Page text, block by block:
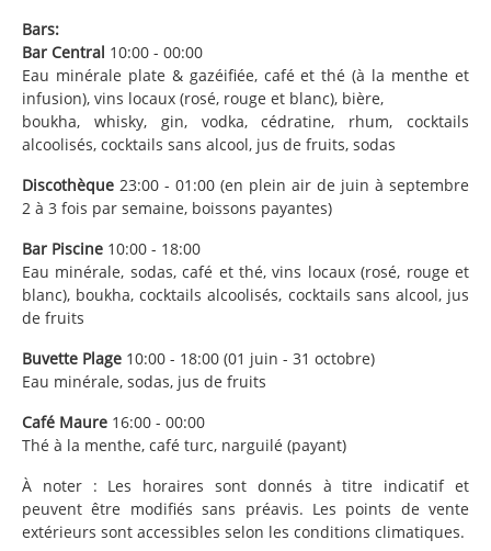
Bars:
Bar Central 10:00 - 00:00
Eau minérale plate & gazéifiée, café et thé (à la menthe et
infusion), vins locaux (rosé, rouge et blanc), bière,
boukha, whisky, gin, vodka, cédratine, rhum, cocktails
alcoolisés, cocktails sans alcool, jus de fruits, sodas
Discothèque 23:00 - 01:00 (en plein air de juin à septembre
2 à 3 fois par semaine, boissons payantes)
Bar Piscine 10:00 - 18:00
Eau minérale, sodas, café et thé, vins locaux (rosé, rouge et
blanc), boukha, cocktails alcoolisés, cocktails sans alcool, jus
de fruits
Buvette Plage 10:00 - 18:00 (01 juin - 31 octobre)
Eau minérale, sodas, jus de fruits
Café Maure 16:00 - 00:00
Thé à la menthe, café turc, narguilé (payant)
À noter : Les horaires sont donnés à titre indicatif et
peuvent être modifiés sans préavis. Les points de vente
extérieurs sont accessibles selon les conditions climatiques.